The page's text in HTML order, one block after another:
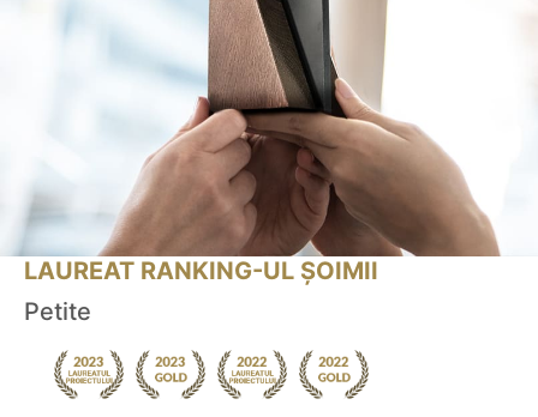
LAUREAT RANKING-UL ȘOIMII
Petite